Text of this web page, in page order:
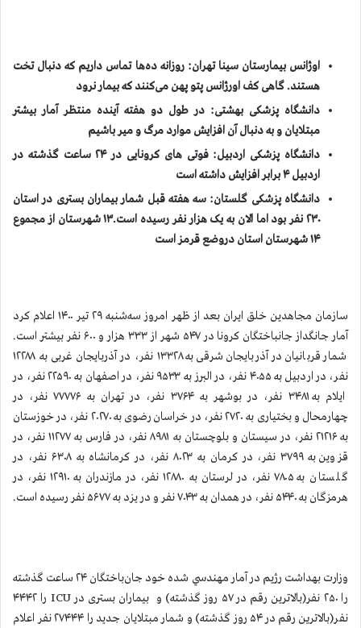
اوژانس بیمارستان سینا تهران: روزانه ده‌ها تماس داریم که دنبال تخت
هستند. گاهی کف اورژانس پتو پهن می‌کنند که بیمار نرود
دانشگاه پزشکی بهشتی: در طول دو هفته آینده منتظر آمار بیشتر
مبتلایان و به دنبال آن افزایش موارد مرگ و میر باشیم
دانشگاه پزشکی اردبیل: فوتی های کرونایی در ۲۴ ساعت گذشته در
اردبیل ۴ برابر افزایش داشته است
دانشگاه ‌پزشکی گلستان: سه هفته قبل شمار بیماران بستری در استان
۲۳۰ نفر بود اما الان به یک هزار نفر رسیده است
.
۱۳ شهرستان از مجموع
۱۴ شهرستان استان دروضع قرمز است
سازمان مجاهدين خلق ايران بعد از ظهر امروز سه‌شنبه ۲۹ تیر ۱۴۰۰ اعلام كرد
آمار جانگداز جانباختگان كرونا در ۵۴۷ شهر از ۳۳۳ هزار و ۶۰۰ نفر بيشتر است.
شمار قربانيان در آذربایجان شرقی به ۱۳۳۲۸ نفر، در آذربایجان غربی به ۱۲۲۸۸
نفر، در اردبیل به ۴۰۵۵ نفر، در البرز به ۹۵۳۳ نفر، در اصفهان به ۲۲۵۹۰ نفر، در
ایلام به ۳۴۸۱ نفر، در بوشهر به ۳۷۶۴ نفر، در تهران به ۷۷۷۷۶ نفر، در
چهارمحال و بختیاری به ۲۷۲۰ نفر، در خراسان رضوی به ۲۰۲۷۰ نفر، در خوزستان
به ۲۱۲۱۶ نفر، در سیستان و بلوچستان به ۸۹۸۱ نفر، در فارس به ۱۱۲۷۷ نفر، در
قزوین به ۳۷۹۹ نفر، در کرمان به ۸۰۲۳ نفر، در کرمانشاه به ۶۳۰۸ نفر، در
گلستان به ۷۸۰۵ نفر، در لرستان به ۱۲۸۸۰ نفر، در مازندران به ۱۲۹۱۰ نفر، در
هرمزگان به ۵۴۴۰ نفر، در همدان به ۷۰۴۳ نفر و در یزد به ۵۶۷۷ نفر رسیده است.
وزارت بهداشت رژیم در آمار مهندسي شده خود جان‌باختگان ۲۴ ساعت گذشته
را ۲۵۰ نفر(بالاترین رقم در ۵۷ روز گذشته) و بیماران بستری در ICU را ۴۴۴۲
نفر(بالاترين رقم در ۵۴ روز گذشته) و شمار مبتلايان جديد را ۲۷۴۴۴ نفر اعلام